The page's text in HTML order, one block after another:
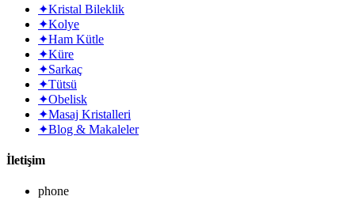
✦Kristal Bileklik
✦Kolye
✦Ham Kütle
✦Küre
✦Sarkaç
✦Tütsü
✦Obelisk
✦Masaj Kristalleri
✦Blog & Makaleler
İletişim
phone